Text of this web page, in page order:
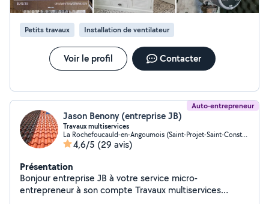
Petits travaux Installation de ventilateur
Voir le profil Contacter
Auto-entrepreneur
Jason Benony (entreprise JB)
Travaux multiservices
La Rochefoucauld-en-Angoumois (Saint-Projet-Saint-Constant)
4,6/5 (29 avis)
Présentation
Bonjour entreprise JB à votre service micro-
entrepreneur à son compte Travaux multiservices